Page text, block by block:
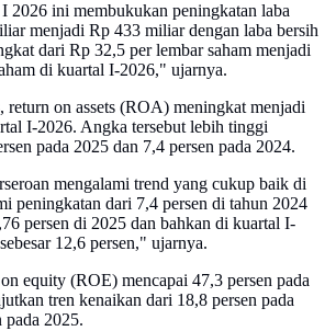
2026 ini membukukan peningkatan laba
menjadi Rp 433 miliar dengan laba bersih
dari Rp 32,5 per lembar saham menjadi
di kuartal I-2026," ujarnya.
on assets (ROA) meningkat menjadi
I-2026. Angka tersebut lebih tinggi
pada 2025 dan 7,4 persen pada 2024.
mengalami trend yang cukup baik di
peningkatan dari 7,4 persen di tahun 2024
persen di 2025 dan bahkan di kuartal I-
12,6 persen," ujarnya.
equity (ROE) mencapai 47,3 persen pada
tren kenaikan dari 18,8 persen pada
pada 2025.